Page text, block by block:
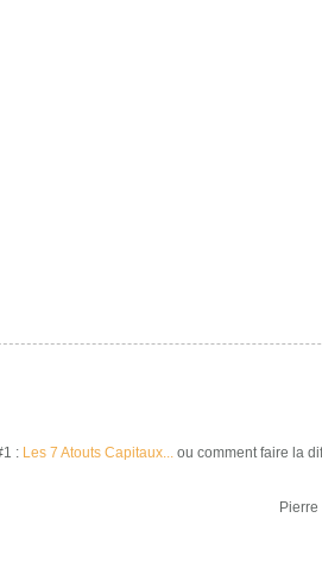
: Les 7 Atouts Capitaux...ou comment faire la